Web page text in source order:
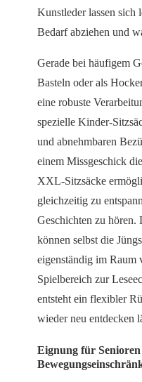
Kunstleder lassen sich
Bedarf abziehen und
Gerade bei häufigem
Basteln oder als
eine robuste
spezielle Kinder-
und abnehmbaren
einem Missgeschick
XXL-Sitzsäcke
gleichzeitig zu
Geschichten zu hören.
können selbst die
eigenständig im Raum
Spielbereich zur
entsteht ein flexibler
wieder neu entdecken
Eignung für